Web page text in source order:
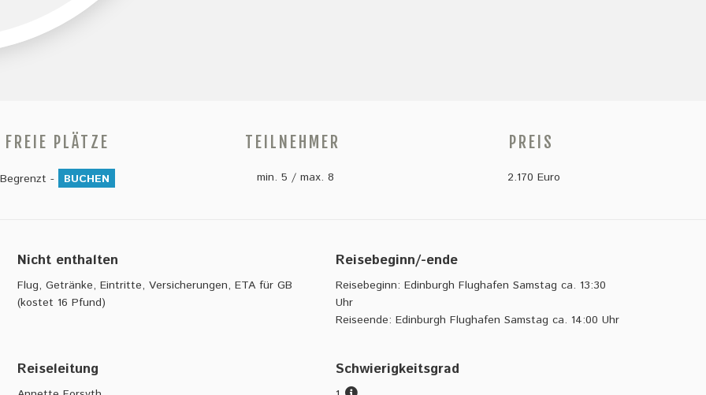
FREIE PLÄTZE
Begrenzt - BUCHEN
TEILNEHMER
min. 5 / max. 8
PREIS
2.170 Euro
Nicht enthalten
Flug, Getränke, Eintritte, Versicherungen, ETA für GB
(kostet 16 Pfund)
Reisebeginn/-ende
Reisebeginn: Edinburgh Flughafen Samstag ca. 13:30
Uhr
Reiseende: Edinburgh Flughafen Samstag ca. 14:00 Uhr
Reiseleitung Schwierigkeitsgrad